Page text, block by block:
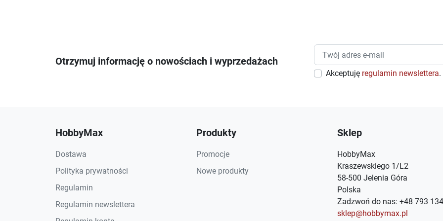
Otrzymuj informację o nowościach i wyprzedażach
Akceptuję regulamin newslettera.
HobbyMax
Dostawa
Polityka prywatności
Regulamin
Regulamin newslettera
Produkty
Promocje
Nowe produkty
Sklep
HobbyMax
Kraszewskiego 1/L2
58-500 Jelenia Góra
Polska
Zadzwoń do nas: +48 793
sklep@hobbymax.pl